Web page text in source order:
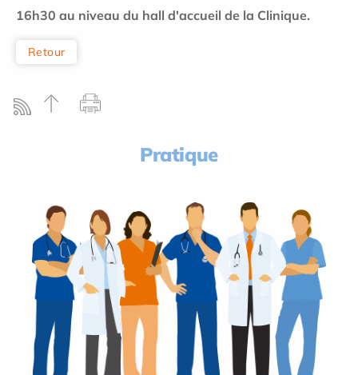
16h30 au niveau du hall d'accueil de la Clinique.
Retour
Pratique